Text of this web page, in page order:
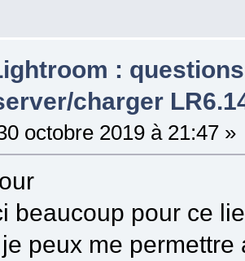
:
charger
octobre 2019 à 21:47 »
beaucoup pour ce
peux me